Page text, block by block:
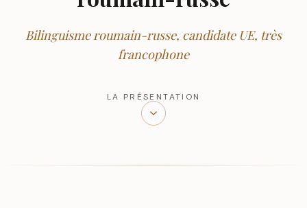
Bilinguisme roumain-russe, candidate UE, très
francophone
LA PRÉSENTATION